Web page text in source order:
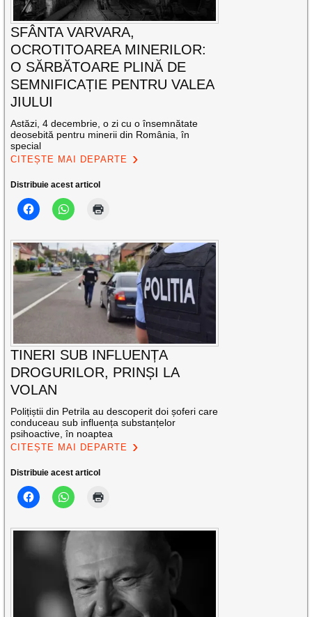
SFÂNTA VARVARA,
OCROTITOAREA MINERILOR:
O SĂRBĂTOARE PLINĂ DE
SEMNIFICAȚIE PENTRU VALEA
JIULUI
Astăzi, 4 decembrie, o zi cu o însemnătate
deosebită pentru minerii din România, în
special
CITEȘTE MAI DEPARTE
Distribuie acest articol
TINERI SUB INFLUENȚA
DROGURILOR, PRINȘI LA
VOLAN
Polițiștii din Petrila au descoperit doi șoferi care
conduceau sub influența substanțelor
psihoactive, în noaptea
CITEȘTE MAI DEPARTE
Distribuie acest articol